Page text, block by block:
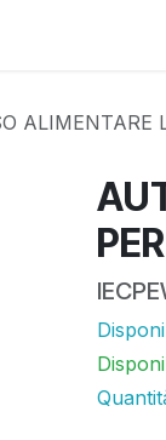
ALIMENTARE